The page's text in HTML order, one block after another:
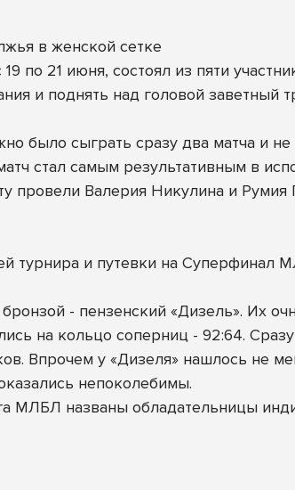
в женской сетке
по 21 июня, состоял из пяти
и поднять над головой заветный
было сыграть сразу два матча и
стал самым результативным в
провели Валерия Никулина и Румия
турнира и путевки на Суперфинал
- пензенский «Дизель». Их
на кольцо соперниц - 92:64.
Впрочем у «Дизеля» нашлось не
непоколебимы.
МЛБЛ названы обладательницы